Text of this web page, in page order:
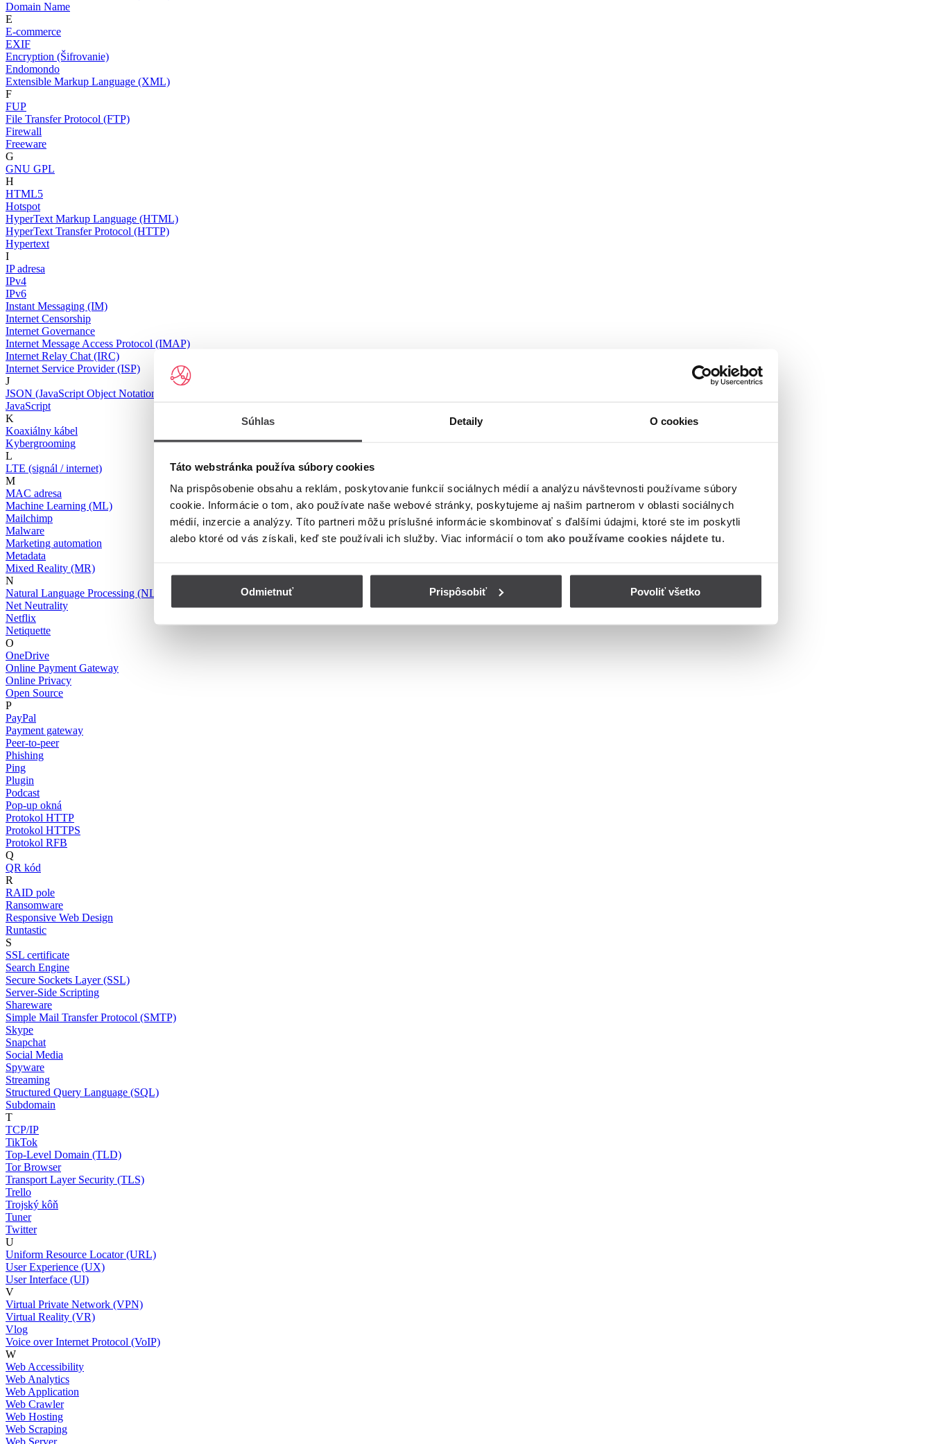
Súhlas Detaily O cookies
Táto webstránka používa súbory cookies
Na prispôsobenie obsahu a reklám, poskytovanie funkcií sociálnych médií a analýzu návštevnosti používame súbory
cookie. Informácie o tom, ako používate naše webové stránky, poskytujeme aj našim partnerom v oblasti sociálnych
médií, inzercie a analýzy. Títo partneri môžu príslušné informácie skombinovať s ďalšími údajmi, ktoré ste im poskytli
alebo ktoré od vás získali, keď ste používali ich služby. Viac informácií o tom ako používame cookies nájdete tu.
Odmietnuť Prispôsobiť Povoliť všetko
Domain Name
E
E-commerce
EXIF
Encryption (Šifrovanie)
Endomondo
Extensible Markup Language (XML)
F
FUP
File Transfer Protocol (FTP)
Firewall
Freeware
G
GNU GPL
H
HTML5
Hotspot
HyperText Markup Language (HTML)
HyperText Transfer Protocol (HTTP)
Hypertext
I
IP adresa
IPv4
IPv6
Instant Messaging (IM)
Internet Censorship
Internet Governance
Internet Message Access Protocol (IMAP)
Internet Relay Chat (IRC)
Internet Service Provider (ISP)
J
JSON (JavaScript Object Notation)
JavaScript
K
Koaxiálny kábel
Kybergrooming
L
LTE (signál / internet)
M
MAC adresa
Machine Learning (ML)
Mailchimp
Malware
Marketing automation
Metadata
Mixed Reality (MR)
N
Natural Language Processing (NLP)
Net Neutrality
Netflix
Netiquette
O
OneDrive
Online Payment Gateway
Online Privacy
Open Source
P
PayPal
Payment gateway
Peer-to-peer
Phishing
Ping
Plugin
Podcast
Pop-up okná
Protokol HTTP
Protokol HTTPS
Protokol RFB
Q
QR kód
R
RAID pole
Ransomware
Responsive Web Design
Runtastic
S
SSL certificate
Search Engine
Secure Sockets Layer (SSL)
Server-Side Scripting
Shareware
Simple Mail Transfer Protocol (SMTP)
Skype
Snapchat
Social Media
Spyware
Streaming
Structured Query Language (SQL)
Subdomain
T
TCP/IP
TikTok
Top-Level Domain (TLD)
Tor Browser
Transport Layer Security (TLS)
Trello
Trojský kôň
Tuner
Twitter
U
Uniform Resource Locator (URL)
User Experience (UX)
User Interface (UI)
V
Virtual Private Network (VPN)
Virtual Reality (VR)
Vlog
Voice over Internet Protocol (VoIP)
W
Web Accessibility
Web Analytics
Web Application
Web Crawler
Web Hosting
Web Scraping
Web Server